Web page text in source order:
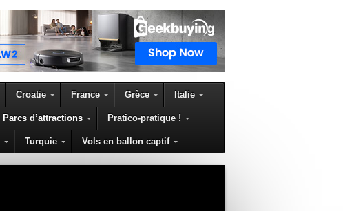
Croatie France Grèce Italie
Parcs d’attractions Pratico-pratique !
Turquie Vols en ballon captif